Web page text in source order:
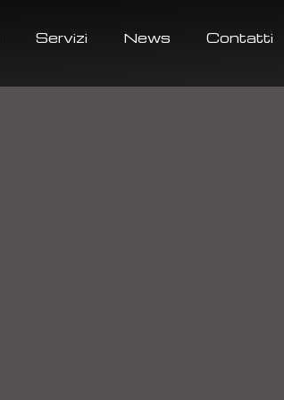
Servizi News Contatti